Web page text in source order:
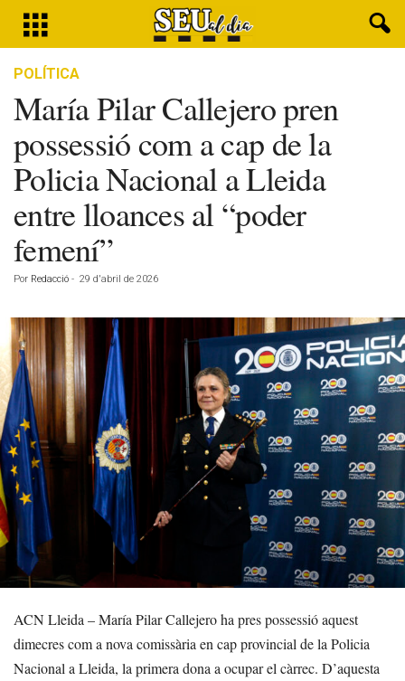
POLÍTICA
María Pilar Callejero pren
possessió com a cap de la
Policia Nacional a Lleida
entre lloances al “poder
femení”
Por Redacció - 29 d'abril de 2026
ACN Lleida – María Pilar Callejero ha pres possessió aquest
dimecres com a nova comissària en cap provincial de la Policia
Nacional a Lleida, la primera dona a ocupar el càrrec. D’aquesta